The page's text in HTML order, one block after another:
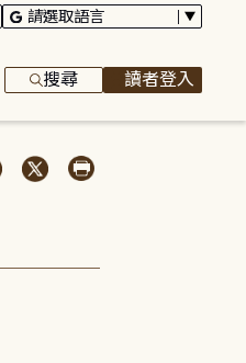
搜尋 讀者登入